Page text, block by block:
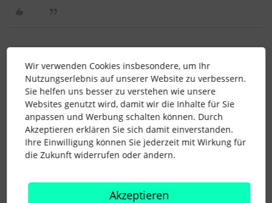
Katrin Sch. Forum|Forum|1 month ago
Als wir Anfang 2026 Personio eingerichtet haben, konnten wir
den Dokumenten-Kategorien Farben zuweisen. Seit einiger
Zeit geht das nicht mehr, was dazu führt, dass alle neu
angelegten Kategorien dieselbe Farbe automatisch
zugewiesen bekommen und eine visuelle Unterscheidung
kaum möglich ist. Schrecklich!
1 Personen gefällt dies
Wir verwenden Cookies insbesondere, um Ihr
Nutzungserlebnis auf unserer Website zu verbessern.
Sie helfen uns besser zu verstehen wie unsere
Websites genutzt wird, damit wir die Inhalte für Sie
anpassen und Werbung schalten können. Durch
Akzeptieren erklären Sie sich damit einverstanden.
Ihre Einwilligung können Sie jederzeit mit Wirkung für
die Zukunft widerrufen oder ändern.
Akzeptieren